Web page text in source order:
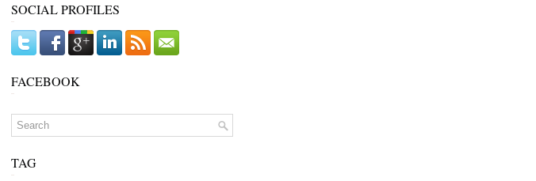
SOCIAL PROFILES
FACEBOOK
TAG